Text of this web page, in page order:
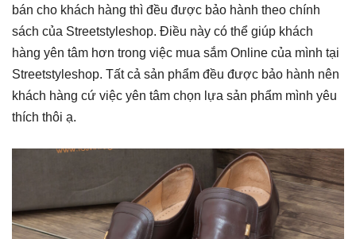
bán cho khách hàng thì đều được bảo hành theo chính
sách của Streetstyleshop. Điều này có thể giúp khách
hàng yên tâm hơn trong việc mua sắm Online của mình tại
Streetstyleshop. Tất cả sản phẩm đều được bảo hành nên
khách hàng cứ việc yên tâm chọn lựa sản phẩm mình yêu
thích thôi ạ.